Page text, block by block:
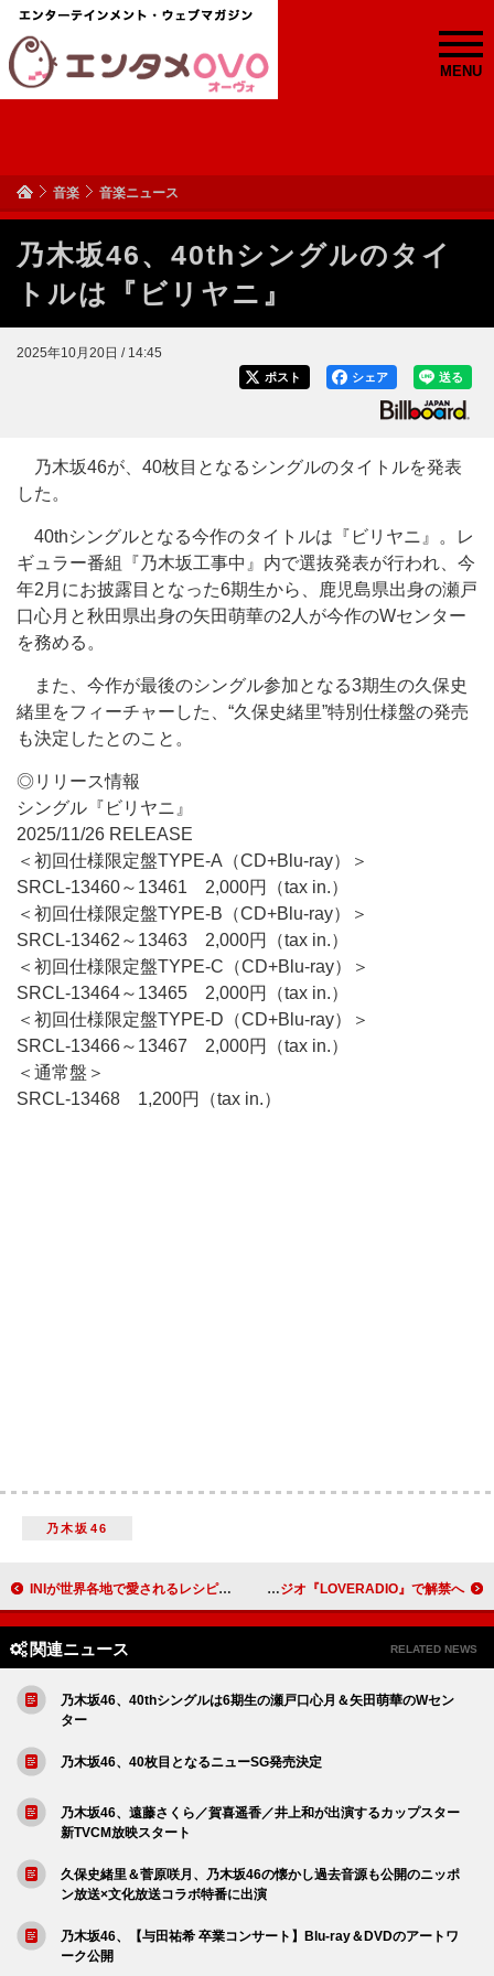
MENU
音楽 音楽ニュース
乃木坂46、40thシングルのタイ
トルは『ビリヤニ』
2025年10月20日 / 14:45
送る
シェア
ポスト
乃木坂46が、40枚目となるシングルのタイトルを発表
した。
40thシングルとなる今作のタイトルは『ビリヤニ』。レ
ギュラー番組『乃木坂工事中』内で選抜発表が行われ、今
年2月にお披露目となった6期生から、鹿児島県出身の瀬戸
口心月と秋田県出身の矢田萌華の2人が今作のWセンター
を務める。
また、今作が最後のシングル参加となる3期生の久保史
緒里をフィーチャーした、“久保史緒里”特別仕様盤の発売
も決定したとのこと。
◎リリース情報
シングル『ビリヤニ』
2025/11/26 RELEASE
＜初回仕様限定盤TYPE-A（CD+Blu-ray）＞
SRCL-13460～13461 2,000円（tax in.）
＜初回仕様限定盤TYPE-B（CD+Blu-ray）＞
SRCL-13462～13463 2,000円（tax in.）
＜初回仕様限定盤TYPE-C（CD+Blu-ray）＞
SRCL-13464～13465 2,000円（tax in.）
＜初回仕様限定盤TYPE-D（CD+Blu-ray）＞
SRCL-13466～13467 2,000円（tax in.）
＜通常盤＞
SRCL-13468 1,200円（tax in.）
乃木坂46
INIが世界各地で愛されるレシピで料理対決、新冠番組『DELISH INI』Leminoにて独占配信決定 Aile The Shota、新曲「月見想」音源を自身のレギュラーラジオ『LOVERADIO』で解禁へ
関連ニュース RELATED NEWS
乃木坂46、40thシングルは6期生の瀬戸口心月＆矢田萌華のWセン
ター
乃木坂46、40枚目となるニューSG発売決定
乃木坂46、遠藤さくら／賀喜遥香／井上和が出演するカップスター
新TVCM放映スタート
久保史緒里＆菅原咲月、乃木坂46の懐かし過去音源も公開のニッポ
ン放送×文化放送コラボ特番に出演
乃木坂46、【与田祐希 卒業コンサート】Blu-ray＆DVDのアートワ
ーク公開